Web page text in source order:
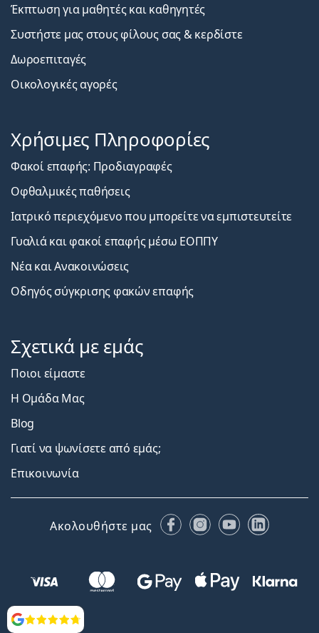
Αξιολογήσεις
Έκπτωση για μαθητές και καθηγητές
Συστήστε μας στους φίλους σας & κερδίστε
Δωροεπιταγές
Οικολογικές αγορές
Χρήσιμες Πληροφορίες
Φακοί επαφής: Προδιαγραφές
Οφθαλμικές παθήσεις
Ιατρικό περιεχόμενο που μπορείτε να εμπιστευτείτε
Γυαλιά και φακοί επαφής μέσω ΕΟΠΠΥ
Νέα και Ανακοινώσεις
Οδηγός σύγκρισης φακών επαφής
Σχετικά με εμάς
Ποιοι είμαστε
Η Ομάδα Μας
Blog
Γιατί να ψωνίσετε από εμάς;
Επικοινωνία
Ακολουθήστε μας FacebookInstagram
YouTubeLinkedIn